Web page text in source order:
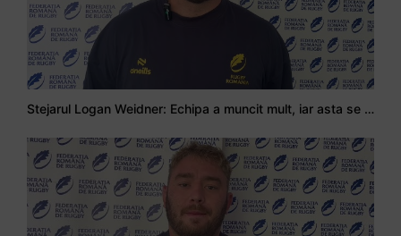
Stejarul Logan Weidner: Echipa a muncit mult, iar asta se va vedea în meciurile de la Nations Cup